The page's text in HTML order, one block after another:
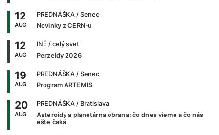
12
AUG
PREDNÁŠKA / Senec
Novinky z CERN-u
12
AUG
INÉ / celý svet
Perzeidy 2026
19
AUG
PREDNÁŠKA / Senec
Program ARTEMIS
20
AUG
PREDNÁŠKA / Bratislava
Asteroidy a planetárna obrana: čo dnes vieme a čo nás
ešte čaká